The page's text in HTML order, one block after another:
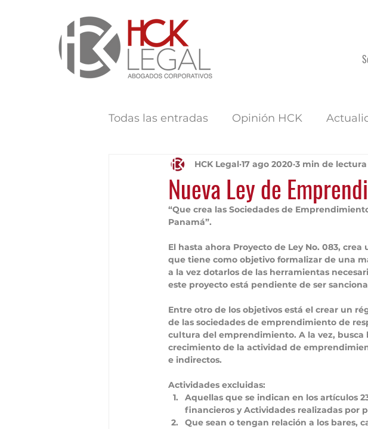
Todas las entradas Opinión HCK
Nueva Ley de
HCK Legal 17 ago 2020 3 min de lectura
“Que crea las Sociedades de
Panamá”.
El hasta ahora Proyecto de Ley No. 083,
que tiene como objetivo formalizar de una
a la vez dotarlos de las herramientas
este proyecto está pendiente de ser
Entre otro de los objetivos está el crear un
de las sociedades de emprendimiento de
cultura del emprendimiento. A la vez,
crecimiento de la actividad de
e indirectos.
Actividades excluidas:
Aquellas que se indican en los artículos
financieros y Actividades realizadas por
Que sean o tengan relación a los bares,